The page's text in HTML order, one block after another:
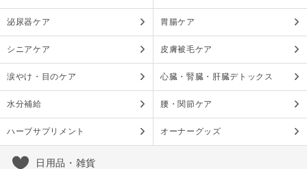
泌尿器ケア 胃腸ケア
シニアケア 皮膚被毛ケア
涙やけ・目のケア 心臓・腎臓・肝臓デトックス
水分補給 腰・関節ケア
ハーブサプリメント オーナーグッズ
日用品・雑貨